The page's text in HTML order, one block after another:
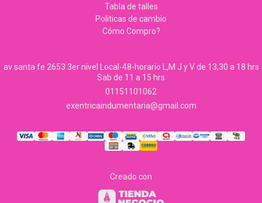
Tabla de talles
Politicas de cambio
Cómo Compro?
av santa fe 2653 3er nivel Local-48-horario L,M J y V de 13,30 a 18 hrs
Sab de 11 a 15 hrs
01151101062
exentricaindumentaria@gmail.com
Creado con